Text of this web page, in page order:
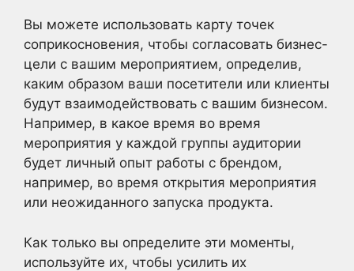
Вы можете использовать карту точек
соприкосновения, чтобы согласовать бизнес-
цели с вашим мероприятием, определив,
каким образом ваши посетители или клиенты
будут взаимодействовать с вашим бизнесом.
Например, в какое время во время
мероприятия у каждой группы аудитории
будет личный опыт работы с брендом,
например, во время открытия мероприятия
или неожиданного запуска продукта.
Как только вы определите эти моменты,
используйте их, чтобы усилить их